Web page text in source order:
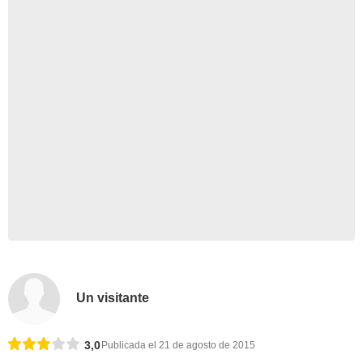
Un visitante
3,0 Publicada el 21 de agosto de 2015